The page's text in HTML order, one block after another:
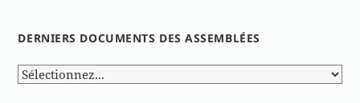
DERNIERS DOCUMENTS DES ASSEMBLÉES